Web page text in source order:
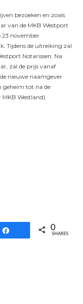
bezoeken en zoals
van de MKB Westport
23 november
Tijdens de uitreiking zal
Notarissen. Na
zal de prijs vanaf
nieuwe naamgever
geheim tot na de
Westland).
0
SHARES